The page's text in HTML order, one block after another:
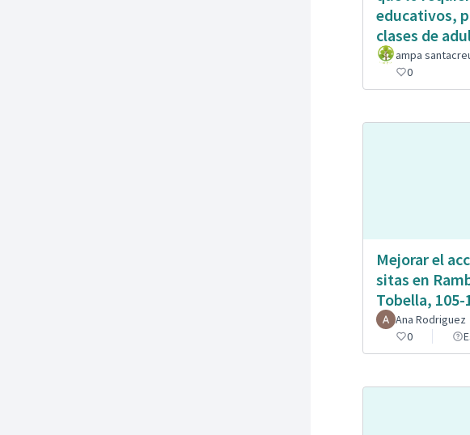
educativos,
clases de
ampa
0
Mejorar el
sitas en
Tobella, 105-
Ana Rodriguez
0